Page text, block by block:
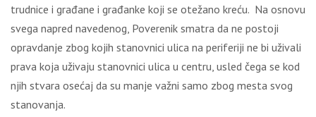
trudnice i građane i građanke koji se otežano kreću. Na osnovu
svega napred navedenog, Poverenik smatra da ne postoji
opravdanje zbog kojih stanovnici ulica na periferiji ne bi uživali
prava koja uživaju stanovnici ulica u centru, usled čega se kod
njih stvara osećaj da su manje važni samo zbog mesta svog
stanovanja.